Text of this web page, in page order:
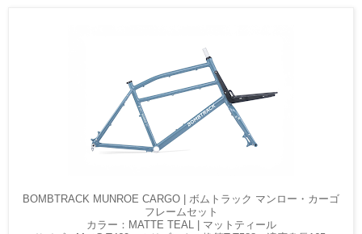
BOMBTRACK MUNROE CARGO | ボムトラック マンロー・カーゴ
フレームセット
カラー：MATTE TEAL | マットティール